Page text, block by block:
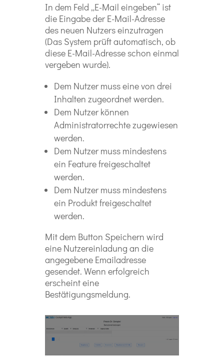
In dem Feld „E-Mail eingeben“ ist
die Eingabe der E-Mail-Adresse
des neuen Nutzers einzutragen
(Das System prüft automatisch, ob
diese E-Mail-Adresse schon einmal
vergeben wurde).
Dem Nutzer muss eine von drei
Inhalten zugeordnet werden.
Dem Nutzer können
Administratorrechte zugewiesen
werden.
Dem Nutzer muss mindestens
ein Feature freigeschaltet
werden.
Dem Nutzer muss mindestens
ein Produkt freigeschaltet
werden.
Mit dem Button Speichern wird
eine Nutzereinladung an die
angegebene Emailadresse
gesendet. Wenn erfolgreich
erscheint eine
Bestätigungsmeldung.